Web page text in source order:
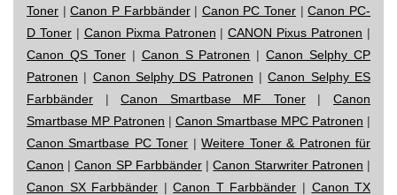
Toner |Canon P Farbbänder| Canon PC Toner |Canon PC-
D Toner| Canon Pixma Patronen |CANON Pixus Patronen |
Canon QS Toner| Canon S Patronen |Canon Selphy CP
Patronen | Canon Selphy DS Patronen |Canon Selphy ES
Farbbänder |Canon Smartbase MF Toner|Canon
Smartbase MP Patronen | Canon Smartbase MPC Patronen |
Canon Smartbase PC Toner |Weitere Toner & Patronen für
Canon |Canon SP Farbbänder|Canon Starwriter Patronen |
Canon SX Farbbänder |Canon T Farbbänder | Canon TX